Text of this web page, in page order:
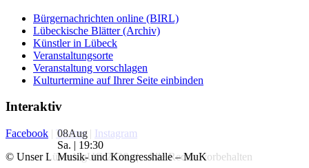
08Aug
Sa. | 19:30
Musik- und Kongresshalle – MuK
Bürgernachrichten online (BIRL)
Lübeckische Blätter (Archiv)
Künstler in Lübeck
Veranstaltungsorte
Veranstaltung vorschlagen
Kulturtermine auf Ihrer Seite einbinden
Interaktiv
Facebook | Twitter| Instagram
© Unser Lübeck gUG 2026 | Alle Rechte vorbehalten